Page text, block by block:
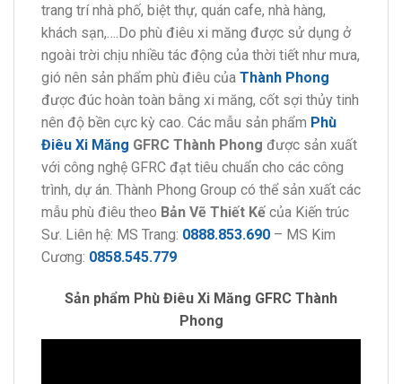
trang trí nhà phố, biệt thự, quán cafe, nhà hàng,
khách sạn,….Do phù điêu xi măng được sử dụng ở
ngoài trời chịu nhiều tác động của thời tiết như mưa,
gió nên sản phẩm phù điêu của Thành Phong
được đúc hoàn toàn bằng xi măng, cốt sợi thủy tinh
nên độ bền cực kỳ cao. Các mẫu sản phẩm Phù
Điêu Xi Măng GFRC Thành Phong được sản xuất
với công nghệ GFRC đạt tiêu chuẩn cho các công
trình, dự án. Thành Phong Group có thể sản xuất các
mẫu phù điêu theo Bản Vẽ Thiết Kếcủa Kiến trúc
Sư. Liên hệ: MS Trang: 0888.853.690 – MS Kim
Cương: 0858.545.779
Sản phẩm Phù Điêu Xi Măng GFRC Thành
Phong